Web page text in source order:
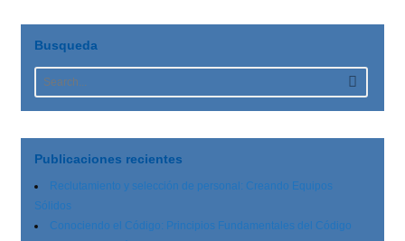
Busqueda
Publicaciones recientes
Reclutamiento y selección de personal: Creando Equipos
Sólidos
Conociendo el Código: Principios Fundamentales del Código